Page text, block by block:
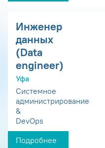
Инженер
данных
(Data
engineer)
Уфа
Системное
администрирование
&
DevOps
Подробнее